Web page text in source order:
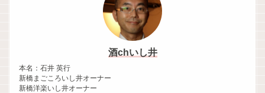
酒chいし井
本名：石井 英行
新橋まごころいし井オーナー
新橋洋楽いし井オーナー